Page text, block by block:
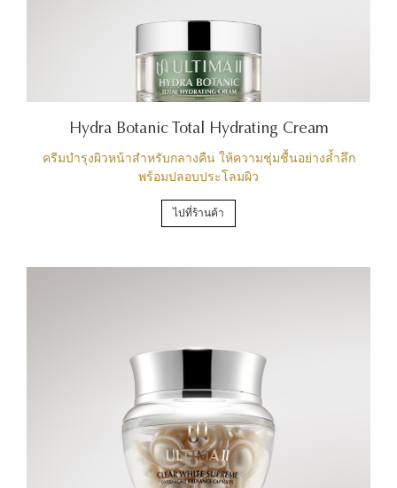
Hydra Botanic Total Hydrating Cream
ครีมบำรุงผิวหน้าสำหรับกลางคืน ให้ความชุ่มชื้นอย่างล้ำลึก
พร้อมปลอบประโลมผิว
ไปที่ร้านค้า